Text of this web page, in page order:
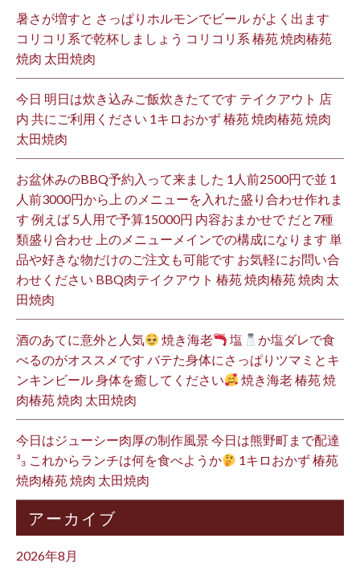
暑さが増すと さっぱりホルモンでビール がよく出ます
コリコリ系で乾杯しましょう コリコリ系 椿苑 焼肉椿苑
焼肉 太田焼肉
今日 明日は炊き込みご飯炊きたてです テイクアウト 店
内 共にご利用ください 1キロおかず 椿苑 焼肉椿苑 焼肉
太田焼肉
お盆休みのBBQ予約入って来ました 1人前2500円で並 1
人前3000円から上 のメニューを入れた盛り合わせ作れま
す 例えば 5人用で予算15000円 内容おまかせで だと7種
類盛り合わせ 上のメニューメインでの構成になります 単
品や好きな物だけのご注文も可能です お気軽にお問い合
わせください BBQ肉テイクアウト 椿苑 焼肉椿苑 焼肉 太
田焼肉
酒のあてに意外と人気 焼き海老 塩
か塩ダレで食
べるのがオススメです バテた身体にさっぱりツマミとキ
ンキンビール 身体を癒してください
焼き海老 椿苑 焼
肉椿苑 焼肉 太田焼肉
今日はジューシー肉厚の制作風景 今日は熊野町まで配達
³₃ これからランチは何を食べようか
1キロおかず 椿苑
焼肉椿苑 焼肉 太田焼肉
アーカイブ
2026年8月